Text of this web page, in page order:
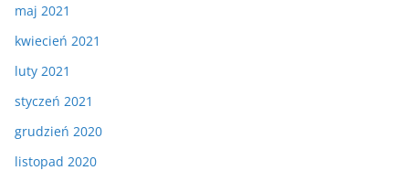
maj 2021
kwiecień 2021
luty 2021
styczeń 2021
grudzień 2020
listopad 2020